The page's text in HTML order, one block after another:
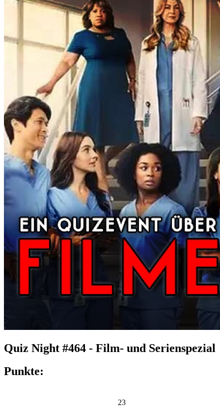
Quiz Night #464 - Film- und Serienspezial
Punkte:
23